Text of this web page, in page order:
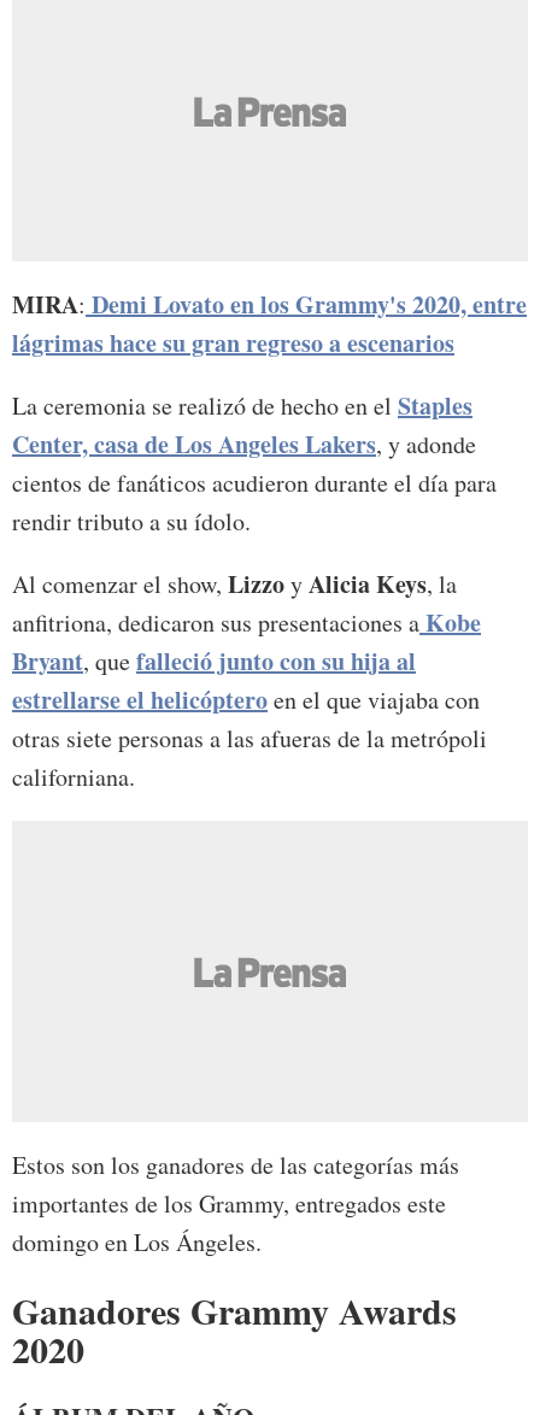
MIRA: Demi Lovato en los Grammy's 2020, entre
lágrimas hace su gran regreso a escenarios
La ceremonia se realizó de hecho en el Staples
Center, casa de Los Angeles Lakers, y adonde
cientos de fanáticos acudieron durante el día para
rendir tributo a su ídolo.
Al comenzar el show, LizzoyAlicia Keys, la
anfitriona, dedicaron sus presentaciones aKobe
Bryant, quefalleció junto con su hija al
estrellarse el helicópteroen el que viajaba con
otras siete personas a las afueras de la metrópoli
californiana.
Estos son los ganadores de las categorías más
importantes de los Grammy, entregados este
domingo en Los Ángeles.
Ganadores Grammy Awards
2020